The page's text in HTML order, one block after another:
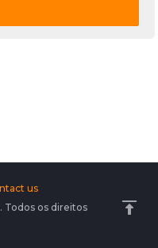
os direitos
us